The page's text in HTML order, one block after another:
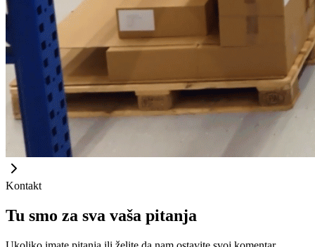
Kontakt
Tu smo za sva vaša pitanja